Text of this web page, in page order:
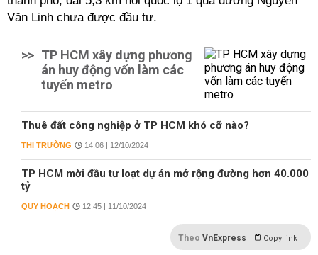
Văn Linh chưa được đầu tư.
>> TP HCM xây dựng phương
án huy động vốn làm các
tuyến metro
Thuê đất công nghiệp ở TP HCM khó cỡ nào?
THỊ TRƯỜNG 14:06 | 12/10/2024
TP HCM mời đầu tư loạt dự án mở rộng đường hơn 40.000
tỷ
QUY HOẠCH 12:45 | 11/10/2024
Theo VnExpress Copy link